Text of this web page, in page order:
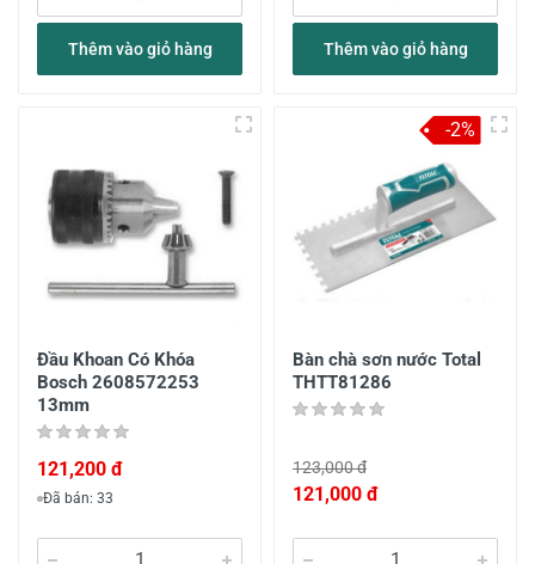
Thêm vào giỏ hàng Thêm vào giỏ hàng
Đầu Khoan Có Khóa
Bosch 2608572253
13mm
121,200 đ
Đã bán: 33
Bàn chà sơn nước Total
THTT81286
123,000 đ
121,000 đ
-2%